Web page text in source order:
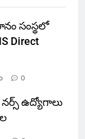
సంస్థలో
Direct
0
నర్స్ ఉద్యోగాలు